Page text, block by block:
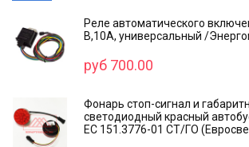
Реле автоматического
В,10А, универсальный /
руб 700.00
Фонарь стоп-сигнал и
светодиодный красный
ЕС 151.3776-01 СТ/ГО